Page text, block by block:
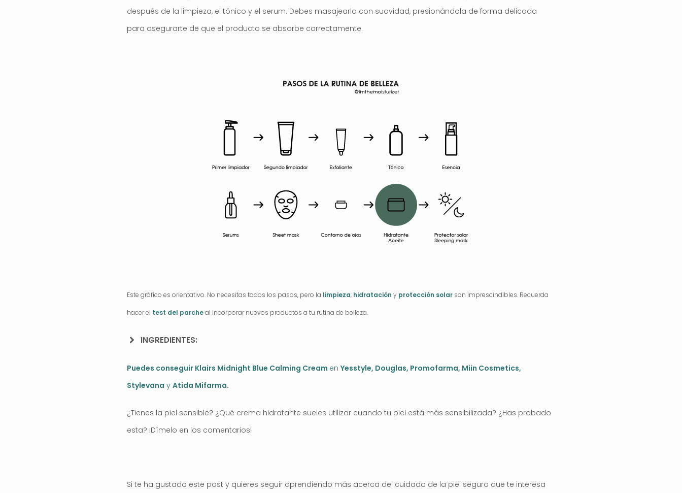
después de la limpieza, el tónico y el serum. Debes masajearla con suavidad, presionándola de forma delicada
para asegurarte de que el producto se absorbe correctamente.
Este gráfico es orientativo. No necesitas todos los pasos, pero la limpieza, hidratación y protección solar son imprescindibles. Recuerda
hacer el test del parcheal incorporar nuevos productos a tu rutina de belleza.
INGREDIENTES:
Puedes conseguir Klairs Midnight Blue Calming Cream en Yesstyle, Douglas, Promofarma, Miin Cosmetics,
Stylevana y Atida Mifarma.
¿Tienes la piel sensible? ¿Qué crema hidratante sueles utilizar cuando tu piel está más sensibilizada? ¿Has probado
esta? ¡Dímelo en los comentarios!
Si te ha gustado este post y quieres seguir aprendiendo más acerca del cuidado de la piel seguro que te interesa